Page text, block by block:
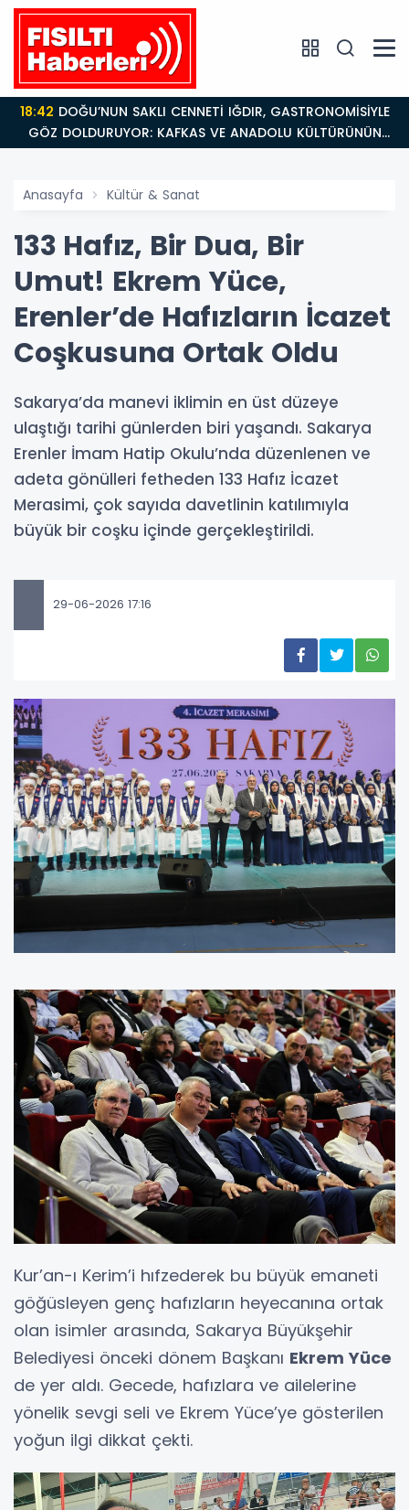
18:42
GÖZ DOLDURUYOR: KAFKAS VE ANADOLU KÜLTÜRÜNÜN
BULUŞMA NOKTASI
Anasayfa Kültür & Sanat
133 Hafız, Bir Dua, Bir
Umut! Ekrem Yüce,
Erenler’de Hafızların İcazet
Coşkusuna Ortak Oldu
Sakarya’da manevi iklimin en üst düzeye
ulaştığı tarihi günlerden biri yaşandı. Sakarya
Erenler İmam Hatip Okulu’nda düzenlenen ve
adeta gönülleri fetheden 133 Hafız İcazet
Merasimi, çok sayıda davetlinin katılımıyla
büyük bir coşku içinde gerçekleştirildi.
29-06-2026 17:16
Kur’an-ı Kerim’i hıfzederek bu büyük emaneti
göğüsleyen genç hafızların heyecanına ortak
olan isimler arasında, Sakarya Büyükşehir
Belediyesi önceki dönem Başkanı Ekrem Yüce
de yer aldı. Gecede, hafızlara ve ailelerine
yönelik sevgi seli ve Ekrem Yüce’ye gösterilen
yoğun ilgi dikkat çekti.